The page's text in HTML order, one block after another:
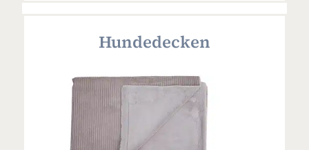
Hundedecken